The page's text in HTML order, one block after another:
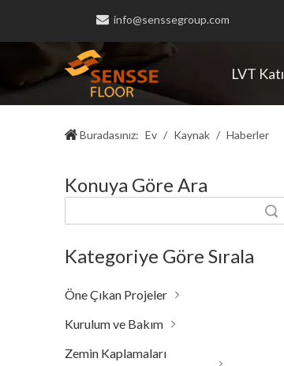
 info@senssegroup.com
LVT Katı
Buradasınız: Ev / Kaynak / Haberler
Konuya Göre Ara
Kategoriye Göre Sırala
Öne Çıkan Projeler
Kurulum ve Bakım
Zemin Kaplamaları